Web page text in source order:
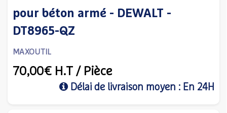
pour béton armé - DEWALT -
DT8965-QZ
MAXOUTIL
70,00€ H.T / Pièce
Délai de livraison moyen : En 24H